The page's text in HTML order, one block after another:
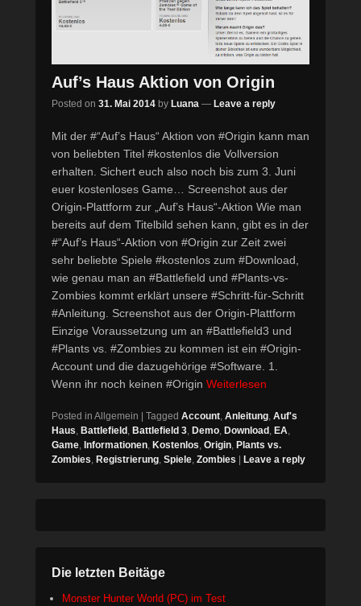
Auf’s Haus Aktion von Origin
Posted on 31. Mai 2014 by Luana — Leave a reply
Mit der #“Auf’s Haus“ Aktion von #Origin kann man
von beliebten Titel #kostenlos die Vollversion
erhalten. Sichert euch also noch bis zum 3. Juni
euer kostenloses Game… Screenshot aus der
Origin-Plattform zur „Auf’s Haus“-Aktion Wie man
bereits auf dem Titelbild sehen kann, gibt es in der
#“Auf’s Haus“-Aktion von #Origin zur Zeit zwei
sehr beliebte Spiele #kostenlos zum #Download,
wie genau man an #Battlefield und #Plants-vs-
Zombies kommt erklärt unsere #Schritt-für-Schritt
#Anleitung. Screenshot aus der Origin-Plattform
Einzige Voraussetzung um an #Battlefield3 und
#Plants vs. #Zombies zu kommen ist ein #Origin-
Account und die dazugehörige #Software. 1.
Wenn ihr noch keinen #Origin Weiterlesen
Posted in Allgemein Tagged Account, Anleitung, Auf's
Haus, Battlefield , Battlefield 3, Demo, Download , EA,
Game, Informationen, Kostenlos, Origin, Plants vs.
Zombies, Registrierung, Spiele, Zombies Leave a reply
Die letzten Beitäge
Monster Hunter World (PC) im Test